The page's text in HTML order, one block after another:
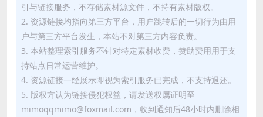
引与链接服务，不存储素材源文件，不持有素材版权。
2. 资源链接均指向第三方平台，用户跳转后的一切行为由用
户与第三方平台发生，本站不对第三方内容负责。
3. 本站整理索引服务不针对特定素材收费，赞助费用用于支
持站点日常运营维护。
4. 资源链接一经展示即视为索引服务已完成，不支持退还。
5. 版权方认为链接侵犯权益，请发送权属证明至
mimoqqmimo@foxmail.com，收到通知后48小时内删除相